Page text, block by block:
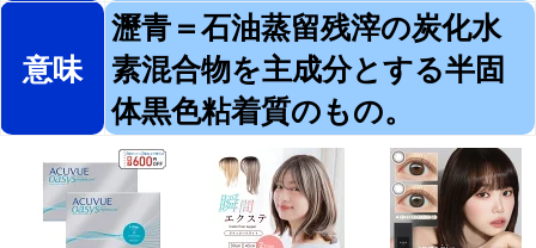
意味
瀝青＝石油蒸留残滓の炭化水
素混合物を主成分とする半固
体黒色粘着質のもの。